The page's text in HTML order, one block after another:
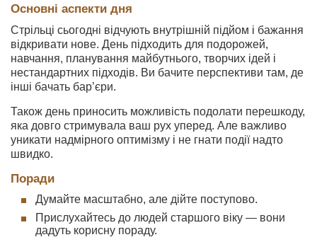
Основні аспекти дня
Стрільці сьогодні відчують внутрішній підйом і бажання
відкривати нове. День підходить для подорожей,
навчання, планування майбутнього, творчих ідей і
нестандартних підходів. Ви бачите перспективи там, де
інші бачать бар’єри.
Також день приносить можливість подолати перешкоду,
яка довго стримувала ваш рух уперед. Але важливо
уникати надмірного оптимізму і не гнати події надто
швидко.
Поради
Думайте масштабно, але дійте поступово.
Прислухайтесь до людей старшого віку — вони
дадуть корисну пораду.